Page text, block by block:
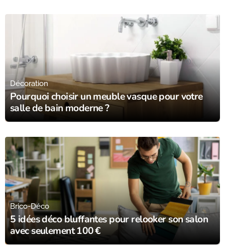
Pourquoi choisir un meuble vasque pour votre
salle de bain moderne ?
Décoration
03/07/25
5 idées déco bluffantes pour relooker son salon
avec seulement 100 €
Brico-Déco
29/06/25